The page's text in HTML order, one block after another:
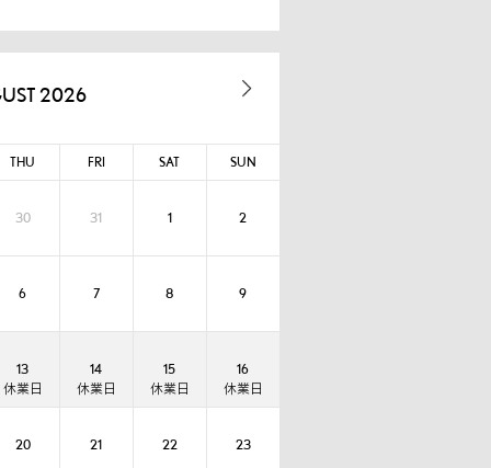
2026
THU FRI SAT SUN
30 31 1 2
6 7 8 9
13 14 15 16
20 21 22 23